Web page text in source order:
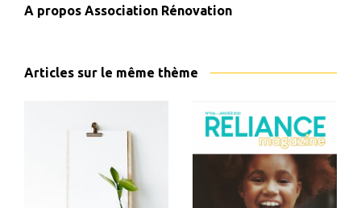
A propos Association Rénovation
Articles sur le même thème